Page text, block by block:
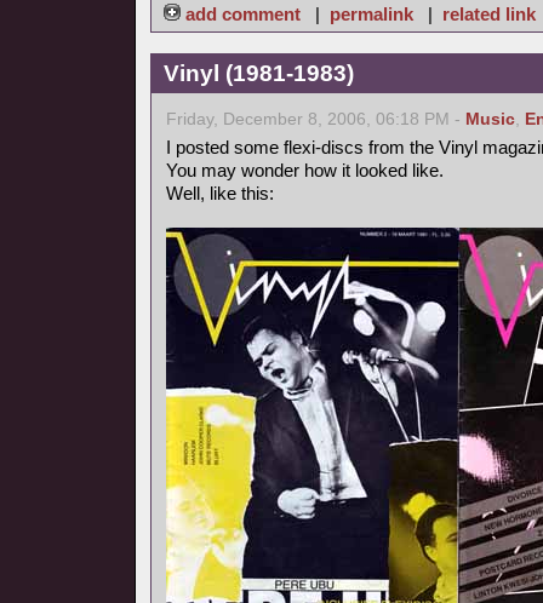
add comment | permalink| related link
Vinyl (1981-1983)
Friday, December 8, 2006, 06:18 PM - Music,
I posted some flexi-discs from the Vinyl
You may wonder how it looked like.
Well, like this: